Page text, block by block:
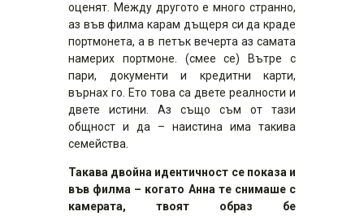
оценят. Между другото е много странно,
аз във филма карам дъщеря си да краде
портмонета, а в петък вечерта аз самата
намерих портмоне. (смее се) Вътре с
пари, документи и кредитни карти,
върнах го. Ето това са двете реалности и
двете истини. Аз също съм от тази
общност и да – наистина има такива
семейства.
Такава двойна идентичност се показа и
във филма – когато Анна те снимаше с
камерата, твоят образ бе